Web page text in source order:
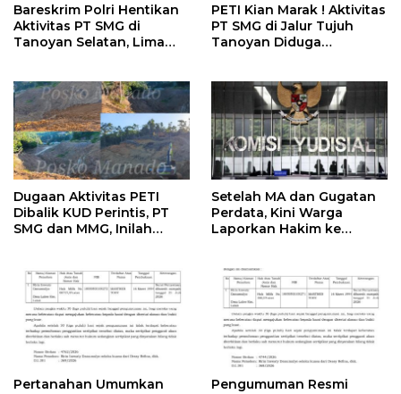
Bareskrim Polri Hentikan
Aktivitas PT SMG di
Tanoyan Selatan, Lima
PETI Kian Marak ! Aktivitas
PT SMG di Jalur Tujuh
Tanoyan Diduga
Dugaan Aktivitas PETI
Dibalik KUD Perintis, PT
SMG dan MMG, Inilah
Alat Berat Excavator Diluar
IUP ?
Setelah MA dan Gugatan
Perdata, Kini Warga
Laporkan Hakim ke
Pertanahan Umumkan
Pengumuman Resmi